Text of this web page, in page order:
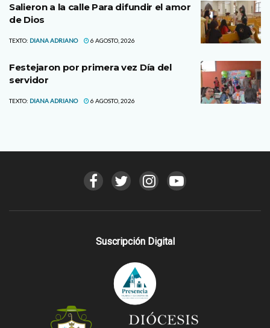
Salieron a la calle Para difundir el amor
de Dios
TEXTO: DIANA ADRIANO 6 AGOSTO, 2026
Festejaron por primera vez Día del
servidor
TEXTO: DIANA ADRIANO 6 AGOSTO, 2026
Suscripción Digital